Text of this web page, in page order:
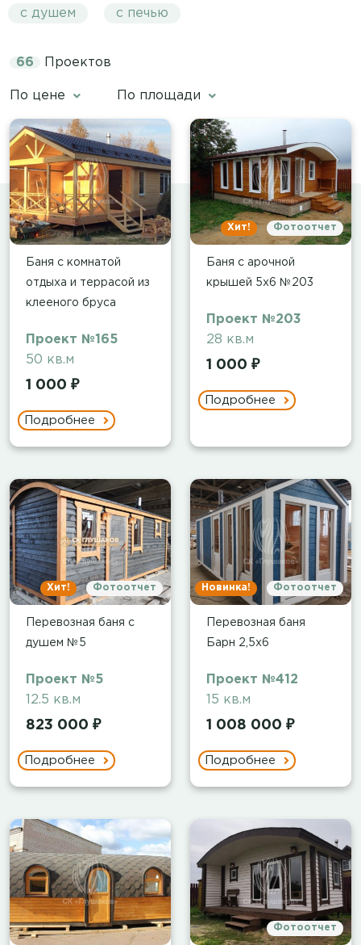
с душем с печью
66 Проектов
По цене По площади
Баня с комнатой
отдыха и террасой из
клееного бруса
Проект №165
50 кв.м
1 000 ₽
Подробнее
Хит! Фотоотчет
Баня с арочной
крышей 5х6 №203
Проект №203
28 кв.м
1 000 ₽
Подробнее
Хит! Фотоотчет
Перевозная баня с
душем №5
Проект №5
12.5 кв.м
823 000 ₽
Подробнее
Новинка! Фотоотчет
Перевозная баня
Барн 2,5х6
Проект №412
15 кв.м
1 008 000 ₽
Подробнее
Фотоотчет